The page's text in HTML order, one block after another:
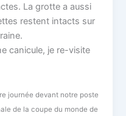
La grotte a aussi
restent intacts sur
canicule, je re-visite
journée devant notre poste
de la coupe du monde de